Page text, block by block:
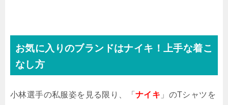
お気に入りのブランドはナイキ！上手な着こ
なし方
小林選手の私服姿を見る限り、「 ナイキ 」のTシャツを